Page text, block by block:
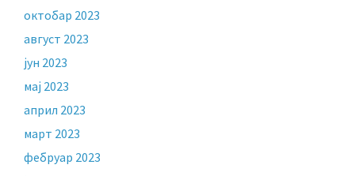
октобар 2023
август 2023
јун 2023
мај 2023
април 2023
март 2023
фебруар 2023